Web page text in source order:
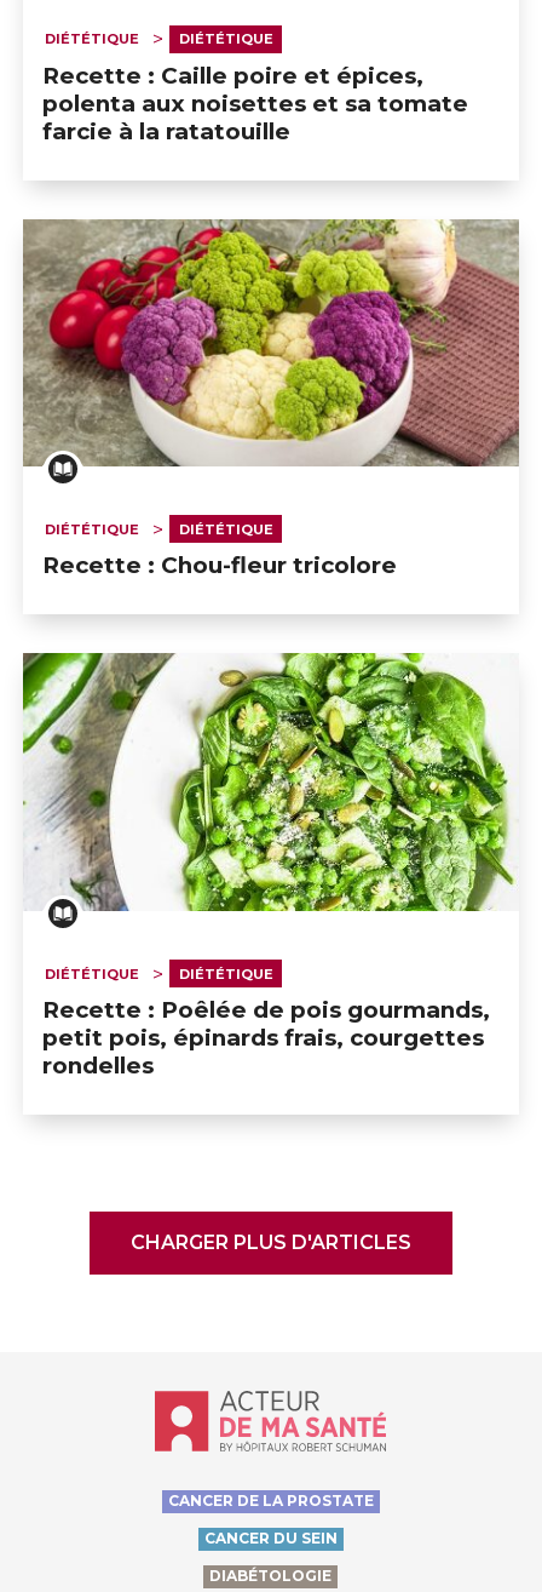
DIÉTÉTIQUE DIÉTÉTIQUE
Recette : Caille poire et épices,
polenta aux noisettes et sa tomate
farcie à la ratatouille
DIÉTÉTIQUE DIÉTÉTIQUE
Recette : Chou-fleur tricolore
DIÉTÉTIQUE DIÉTÉTIQUE
Recette : Poêlée de pois gourmands,
petit pois, épinards frais, courgettes
rondelles
CHARGER PLUS D'ARTICLES
Accueil - Acteur de ma santé, by
CANCER DE LA PROSTATE
CANCER DU SEIN
DIABÉTOLOGIE